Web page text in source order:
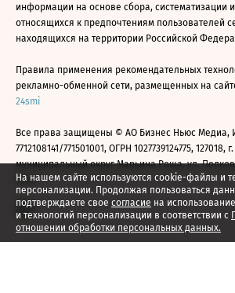
На нашем сайте используются cookie-файлы и
персонализации. Продолжая пользоваться
подтверждаете свое согласие на
и технологий персонализации в соответствии с
отношении обработки персональных данных.
информации на основе сбора, систематизации
относящихся к предпочтениям пользователей
находящихся на территории Российской
Правила применения рекомендательных
рекламно-обменной сети, размещенных на
24smi
Все права защищены © АО Бизнес Ньюс Медиа,
7712108141/771501001, ОГРН 1027739124775, 127018,
муниципальный округ Марьина Роща, ул.
2026